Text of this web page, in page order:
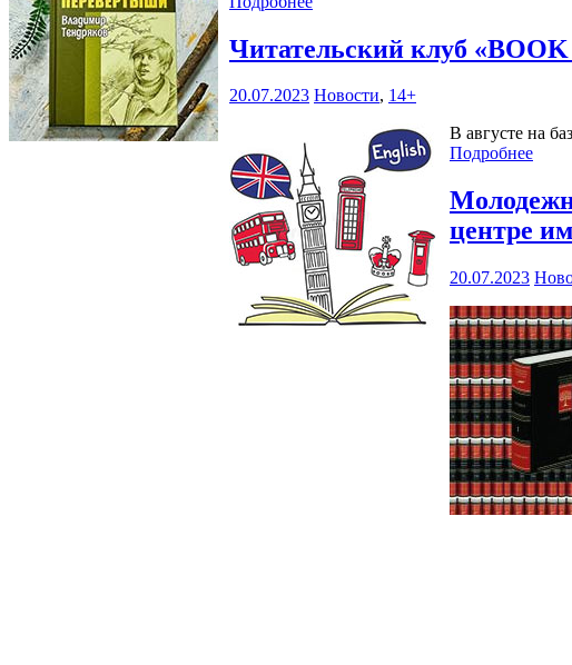
Читательский клуб
20.07.2023 Новости, 14+
В августе на
Подробнее
центре
20.07.2023